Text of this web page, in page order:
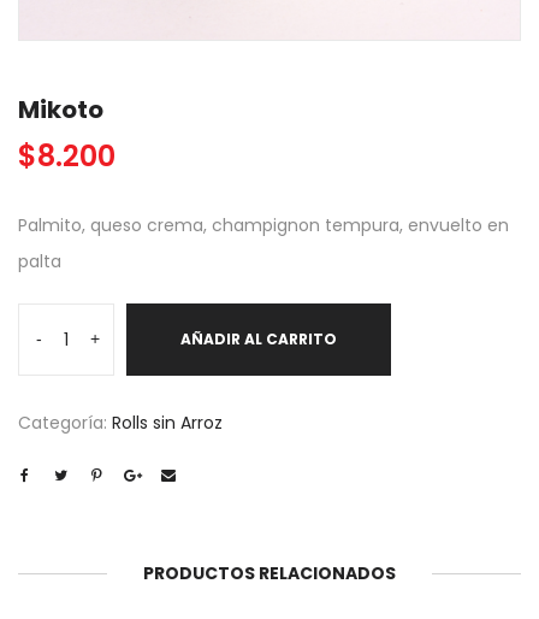
Mikoto
$8.200
Palmito, queso crema, champignon tempura, envuelto en
palta
-
cantidad+ AÑADIR AL CARRITO
Categoría: Rolls sin Arroz
PRODUCTOS RELACIONADOS